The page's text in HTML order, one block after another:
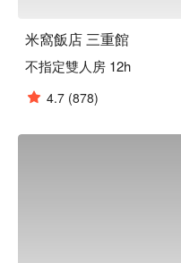
米窩飯店 三重館
不指定雙人房 12h
4.7 (878)